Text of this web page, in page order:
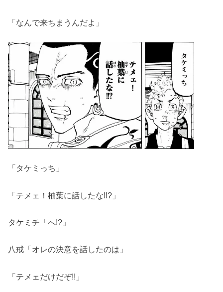
「なんで来ちまうんだよ」
「タケミっち」
「テメェ！柚葉に話したな!!?」
タケミチ「へ!?」
八戒「オレの決意を話したのは」
「テメェだけだぞ!!」